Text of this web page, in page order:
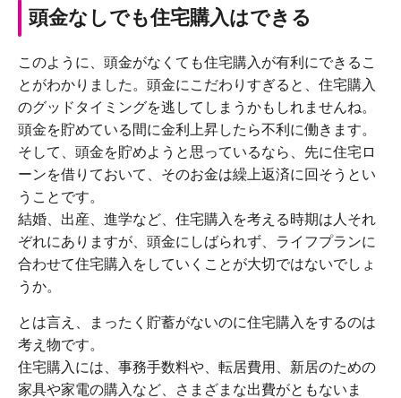
頭金なしでも住宅購入はできる
このように、頭金がなくても住宅購入が有利にできるこ
とがわかりました。頭金にこだわりすぎると、住宅購入
のグッドタイミングを逃してしまうかもしれませんね。
頭金を貯めている間に金利上昇したら不利に働きます。
そして、頭金を貯めようと思っているなら、先に住宅ロ
ーンを借りておいて、そのお金は繰上返済に回そうとい
うことです。
結婚、出産、進学など、住宅購入を考える時期は人それ
ぞれにありますが、頭金にしばられず、ライフプランに
合わせて住宅購入をしていくことが大切ではないでしょ
うか。
とは言え、まったく貯蓄がないのに住宅購入をするのは
考え物です。
住宅購入には、事務手数料や、転居費用、新居のための
家具や家電の購入など、さまざまな出費がともないま